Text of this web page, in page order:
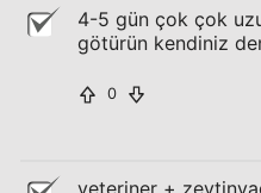
4-5 gün çok çok
götürün kendiniz
0
veteriner +